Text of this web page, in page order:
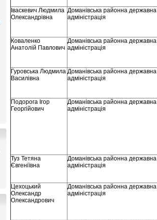
Іваскевич Людмила
Олександрівна
Доманівська районна державна
адміністрація
Коваленко
Анатолій Павлович
Доманівська районна державна
адміністрація
Гуровська Людмила
Василівна
Доманівська районна державна
адміністрація
Подорога Ігор
Георгійович
Доманівська районна державна
адміністрація
Туз Тетяна
Євгеніївна
Доманівська районна державна
адміністрація
Цехоцький
Олександр
Олександрович
Доманівська районна державна
адміністрація